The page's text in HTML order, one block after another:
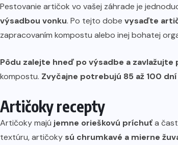
Pestovanie artičok vo vašej záhrade je
výsadbou vonku. Po tejto dobe vysaďte
zapracovaním kompostu alebo inej bohatej
Pôdu zalejte hneď po výsadbe a
kompostu. Zvyčajne potrebujú 85 až 100
Artičoky recepty
Artičoky majú jemne orieškovú príchuťa
textúru, artičoky sú chrumkavé a mierne